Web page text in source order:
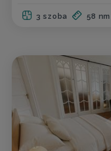
3 szoba 58 nm